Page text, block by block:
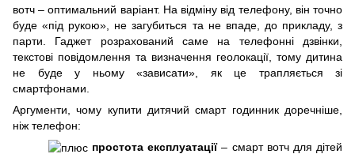
вотч – оптимальний варіант. На відміну від телефону, він точно
буде «під рукою», не загубиться та не впаде, до прикладу, з
парти. Гаджет розрахований саме на телефонні дзвінки,
текстові повідомлення та визначення геолокації, тому дитина
не буде у ньому «зависати», як це трапляється зі
смартфонами.
Аргументи, чому купити дитячий смарт годинник доречніше,
ніж телефон:
простота експлуатації– смарт вотч для дітей